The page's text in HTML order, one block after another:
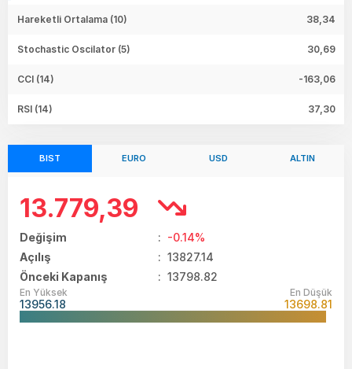
Hareketli Ortalama (10) 38,34
Stochastic Oscilator (5) 30,69
CCI (14) -163,06
RSI (14) 37,30
BIST EURO USD ALTIN
13.779,39
Değişim : -0.14%
Açılış
: 13827.14
Önceki Kapanış
: 13798.82
En Yüksek
13956.18
En Düşük
13698.81